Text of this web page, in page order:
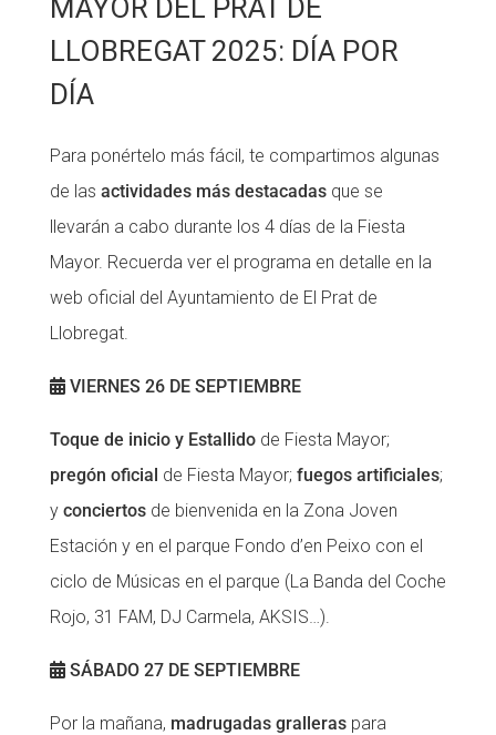
MAYOR DEL PRAT DE
LLOBREGAT 2025: DÍA POR
DÍA
Para ponértelo más fácil, te compartimos algunas
de las actividades más destacadasque se
llevarán a cabo durante los 4 días de la Fiesta
Mayor. Recuerda ver el programa en detalle en la
web oficial del Ayuntamiento de El Prat de
Llobregat.
VIERNES 26 DE SEPTIEMBRE
Toque de inicio y Estallidode Fiesta Mayor;
pregón oficial de Fiesta Mayor; fuegos artificiales;
y conciertosde bienvenida en la Zona Joven
Estación y en el parque Fondo d’en Peixo con el
ciclo de Músicas en el parque (La Banda del Coche
Rojo, 31 FAM, DJ Carmela, AKSIS…).
SÁBADO 27 DE SEPTIEMBRE
Por la mañana, madrugadas gralleraspara